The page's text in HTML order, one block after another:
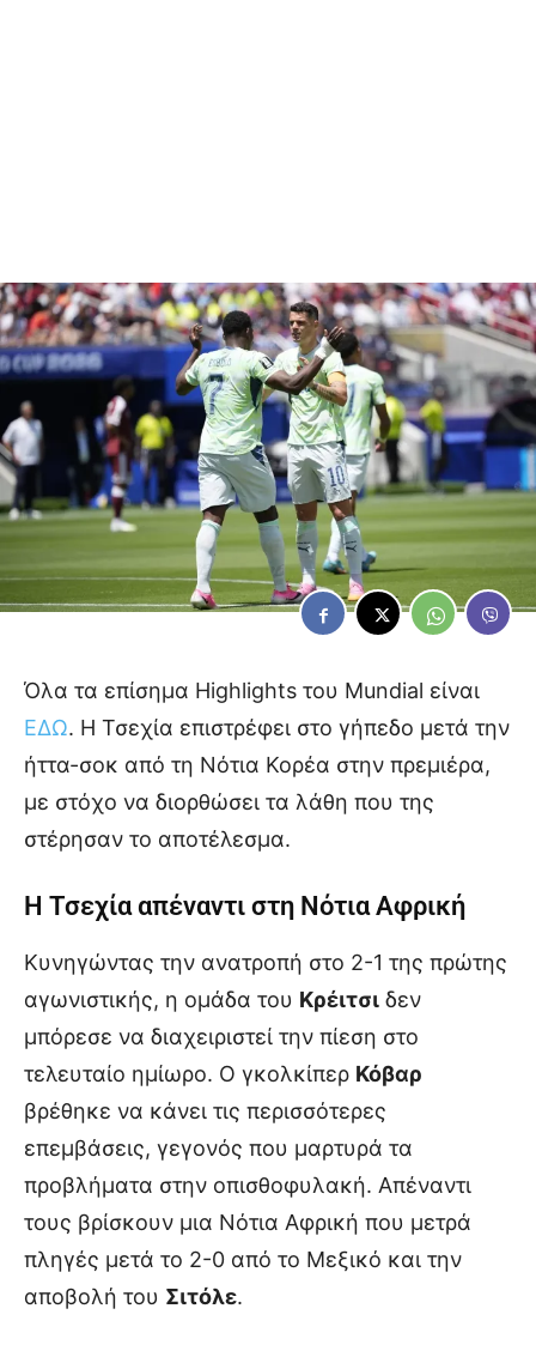
Όλα τα επίσημα Highlights του Mundial είναι
ΕΔΩ. Η Τσεχία επιστρέφει στο γήπεδο μετά την
ήττα-σοκ από τη Νότια Κορέα στην πρεμιέρα,
με στόχο να διορθώσει τα λάθη που της
στέρησαν το αποτέλεσμα.
Η Τσεχία απέναντι στη Νότια Αφρική
Κυνηγώντας την ανατροπή στο 2-1 της πρώτης
αγωνιστικής, η ομάδα του Κρέιτσι δεν
μπόρεσε να διαχειριστεί την πίεση στο
τελευταίο ημίωρο. Ο γκολκίπερ Κόβαρ
βρέθηκε να κάνει τις περισσότερες
επεμβάσεις, γεγονός που μαρτυρά τα
προβλήματα στην οπισθοφυλακή. Απέναντι
τους βρίσκουν μια Νότια Αφρική που μετρά
πληγές μετά το 2-0 από το Μεξικό και την
αποβολή του Σιτόλε.